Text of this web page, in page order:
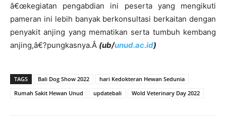
â€œkegiatan pengabdian ini peserta yang mengikuti
pameran ini lebih banyak berkonsultasi berkaitan dengan
penyakit anjing yang mematikan serta tumbuh kembang
anjing,â€?pungkasnya.Â (ub/unud.ac.id)
TAGS Bali Dog Show 2022
hari Kedokteran Hewan Sedunia
Rumah Sakit Hewan Unud
updatebali Wold Veterinary Day 2022